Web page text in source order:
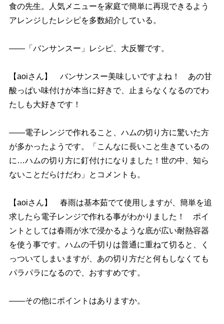
食の先生。人気メニューを家庭で簡単に再現できるよう
アレンジしたレシピを多数紹介している。
――「バンサンスー」レシピ、大反響です。
【aoiさん】 バンサンスー美味しいですよね！ あの甘
酸っぱい味付けが本当に好きで、止まらなくなるのでわ
たしも大好きです！
――電子レンジで作れること、ハムの切り方に驚いた方
が多かったようです。「こんなに長いこと生きているの
に…ハムの切り方に釘付けになりました！世の中、知ら
ないことだらけだわ」とコメントも。
【aoiさん】 春雨は基本茹でて使用しますが、簡単を追
求したら電子レンジで作れる事がわかりました！ ポイ
ントとしては春雨が水で浸かるような底が広い耐熱容器
を使う事です。ハムの千切りは普通に重ねて切ると、く
っついてしまいますが、あの切り方だと何もしなくても
パラパラになるので、おすすめです。
――その他にポイントはありますか。